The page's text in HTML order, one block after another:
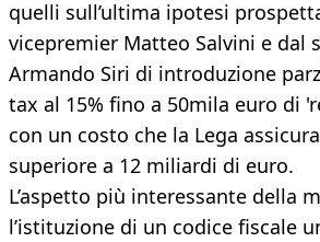
quelli sull’ultima ipotesi
vicepremier Matteo Salvini e dal
Armando Siri di introduzione
tax al 15% fino a 50mila euro di
con un costo che la Lega
superiore a 12 miliardi di euro.
L’aspetto più interessante della
l’istituzione di un codice fiscale